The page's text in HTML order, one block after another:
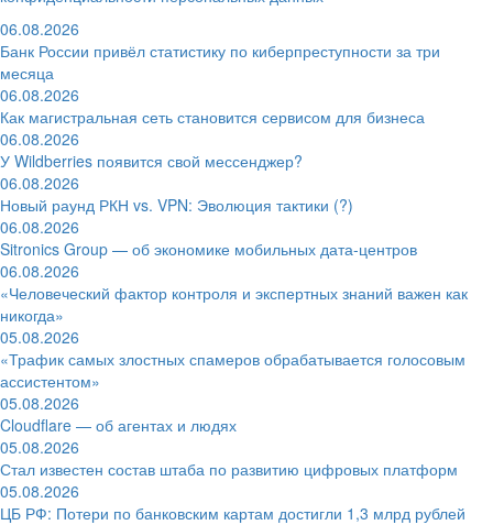
06.08.2026
Банк России привёл статистику по киберпреступности за три
месяца
06.08.2026
Как магистральная сеть становится сервисом для бизнеса
06.08.2026
У Wildberries появится свой мессенджер?
06.08.2026
Новый раунд РКН vs. VPN: Эволюция тактики (?)
06.08.2026
Sitronics Group — об экономике мобильных дата-центров
06.08.2026
«Человеческий фактор контроля и экспертных знаний важен как
никогда»
05.08.2026
«Трафик самых злостных спамеров обрабатывается голосовым
ассистентом»
05.08.2026
Cloudflare — об агентах и людях
05.08.2026
Стал известен состав штаба по развитию цифровых платформ
05.08.2026
ЦБ РФ: Потери по банковским картам достигли 1,3 млрд рублей